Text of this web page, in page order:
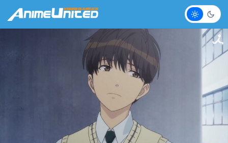
Claro